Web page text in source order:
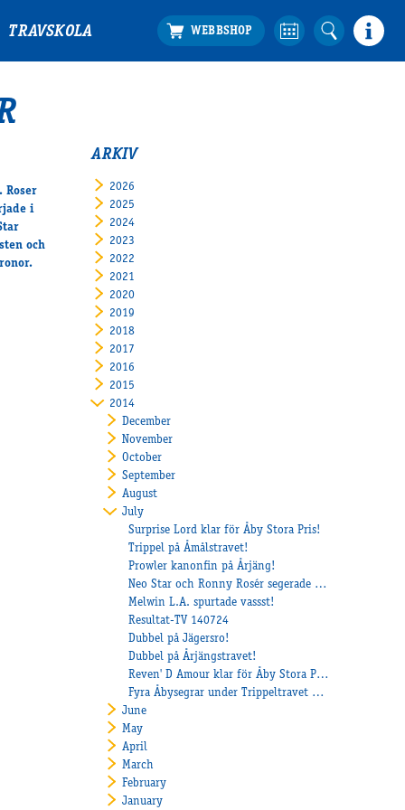
TRAVSKOLA
Roser
i
och
ARKIV
2026
2025
2024
2023
2022
2021
2020
2019
2018
2017
2016
2015
2014
December
November
October
September
August
July
Surprise Lord klar för Åby Stora Pris!
Trippel på Åmålstravet!
Prowler kanonfin på Årjäng!
Neo Star och Ronny Rosér segerade på Halmstad!
Melwin L.A. spurtade vassst!
Resultat-TV 140724
Dubbel på Jägersro!
Dubbel på Årjängstravet!
Reven' D Amour klar för Åby Stora Pris!
Fyra Åbysegrar under Trippeltravet på Axevalla!
June
May
April
March
February
January